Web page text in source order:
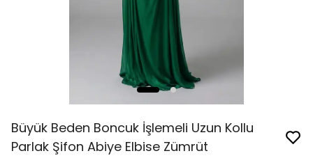
Büyük Beden Boncuk İşlemeli Uzun Kollu
Parlak Şifon Abiye Elbise Zümrüt